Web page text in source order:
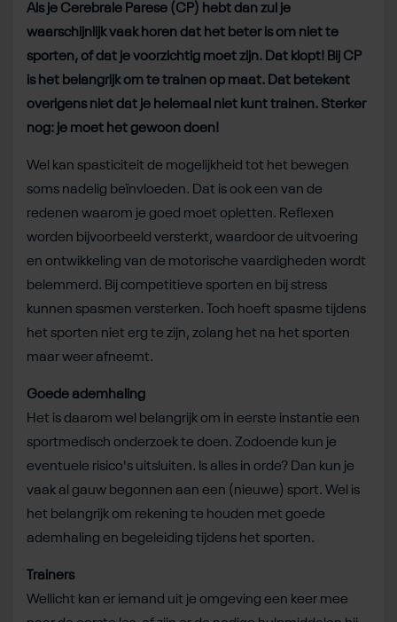
Als je Cerebrale Parese (CP) hebt dan zul je
waarschijnlijk vaak horen dat het beter is om niet te
sporten, of dat je voorzichtig moet zijn. Dat klopt! Bij CP
is het belangrijk om te trainen op maat. Dat betekent
overigens niet dat je helemaal niet kunt trainen. Sterker
nog: je moet het gewoon doen!
Wel kan spasticiteit de mogelijkheid tot het bewegen
soms nadelig beïnvloeden. Dat is ook een van de
redenen waarom je goed moet opletten. Reflexen
worden bijvoorbeeld versterkt, waardoor de uitvoering
en ontwikkeling van de motorische vaardigheden wordt
belemmerd. Bij competitieve sporten en bij stress
kunnen spasmen versterken. Toch hoeft spasme tijdens
het sporten niet erg te zijn, zolang het na het sporten
maar weer afneemt.
Goede ademhaling
Het is daarom wel belangrijk om in eerste instantie een
sportmedisch onderzoek te doen. Zodoende kun je
eventuele risico's uitsluiten. Is alles in orde? Dan kun je
vaak al gauw begonnen aan een (nieuwe) sport. Wel is
het belangrijk om rekening te houden met goede
ademhaling en begeleiding tijdens het sporten.
Trainers
Wellicht kan er iemand uit je omgeving een keer mee